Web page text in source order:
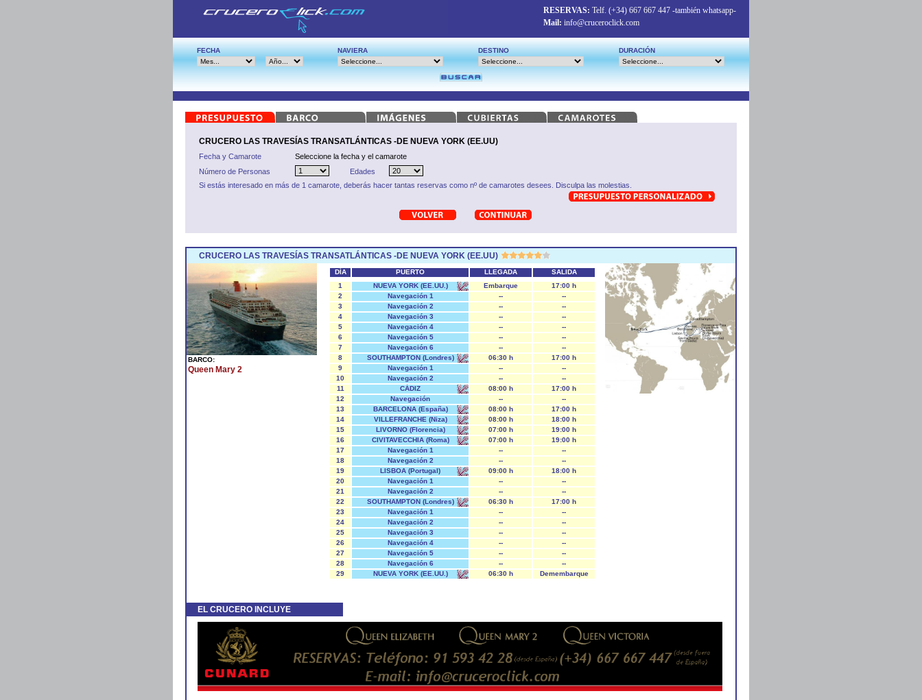
RESERVAS: Telf. (+34) 667 667 447 -también whatsapp-
Mail: info@cruceroclick.com
FECHA NAVIERA DESTINO DURACIÓN
CRUCERO LAS TRAVESÍAS TRANSATLÁNTICAS -DE NUEVA YORK (EE.UU)
Fecha y Camarote
Seleccione la fecha y el camarote
Número de Personas
Edades
Si estás interesado en más de 1 camarote, deberás hacer tantas reservas como nº de camarotes desees. Disculpa las molestias.
CRUCERO LAS TRAVESÍAS TRANSATLÁNTICAS -DE NUEVA YORK (EE.UU)
BARCO:
Queen Mary 2
DÍA PUERTO LLEGADA
SALIDA
1
NUEVA YORK (EE.UU.) Embarque
17:00 h
2
Navegación 1 --
--
3
Navegación 2 --
--
4
Navegación 3 --
--
5
Navegación 4 --
--
6
Navegación 5 --
--
7
Navegación 6 --
--
8
SOUTHAMPTON (Londres) 06:30 h
17:00 h
9
Navegación 1 --
--
10
Navegación 2 --
--
11
CÁDIZ 08:00 h
17:00 h
12
Navegación --
--
13
BARCELONA (España) 08:00 h
17:00 h
14
VILLEFRANCHE (Niza) 08:00 h
18:00 h
15
LIVORNO (Florencia) 07:00 h
19:00 h
16
CIVITAVECCHIA (Roma) 07:00 h
19:00 h
17
Navegación 1 --
--
18
Navegación 2 --
--
19
LISBOA (Portugal) 09:00 h
18:00 h
20
Navegación 1 --
--
21
Navegación 2 --
--
22
SOUTHAMPTON (Londres) 06:30 h
17:00 h
23
Navegación 1 --
--
24
Navegación 2 --
--
25
Navegación 3 --
--
26
Navegación 4 --
--
27
Navegación 5 --
--
28
Navegación 6 --
--
29
NUEVA YORK (EE.UU.) 06:30 h Demembarque
EL CRUCERO INCLUYE